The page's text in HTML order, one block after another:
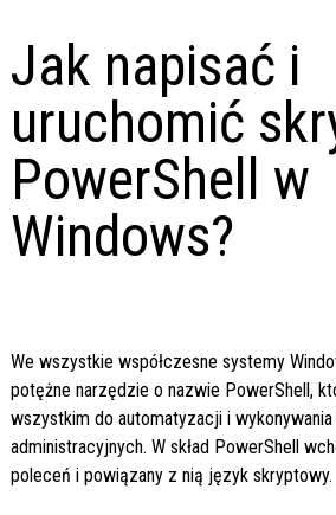
Jak napisać i
uruchomić
PowerShell w
Windows?
We wszystkie współczesne systemy
potężne narzędzie o nazwie PowerShell,
wszystkim do automatyzacji i wykonywania
administracyjnych. W skład PowerShell
poleceń i powiązany z nią język skryptowy.